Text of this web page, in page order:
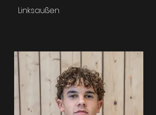
Linksaußen